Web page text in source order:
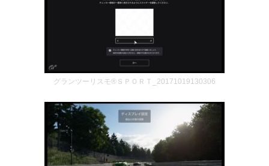
グランツーリスモ®ＳＰＯＲＴ_20171019130306